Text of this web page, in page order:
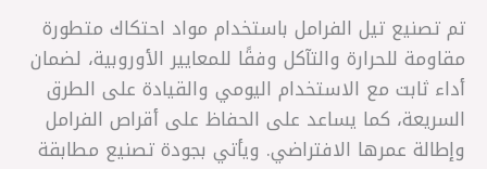
تم تصنيع تيل الفرامل باستخدام مواد احتكاك متطورة
مقاومة للحرارة والتآكل وفقًا للمعايير الأوروبية، لضمان
أداء ثابت مع الاستخدام اليومي والقيادة على الطرق
السريعة، كما يساعد على الحفاظ على أقراص الفرامل
وإطالة عمرها الافتراضي. ويأتي بجودة تصنيع مطابقة